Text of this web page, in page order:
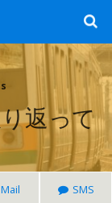
返って
Mail SMS